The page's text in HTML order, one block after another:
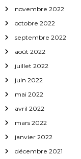
novembre 2022
octobre 2022
septembre 2022
août 2022
juillet 2022
juin 2022
mai 2022
avril 2022
mars 2022
janvier 2022
décembre 2021